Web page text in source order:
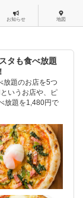
お知らせ 地図
タも食べ放題
放題のお店を5つ
いうお店や、ピ
放題を1,480円で